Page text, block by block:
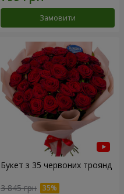
Замовити
Букет з 35 червоних троянд
3 845 грн